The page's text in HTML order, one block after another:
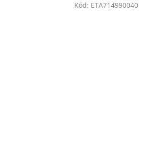
recenzí) Kód: ETA714990040